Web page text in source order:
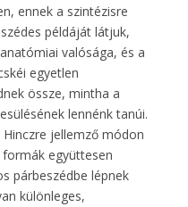
ennek a szintézisre
példáját látjuk,
valósága, és a
egyetlen
össze, mintha a
lennénk tanúi.
jellemző módon
együttesen
párbeszédbe lépnek
különleges,